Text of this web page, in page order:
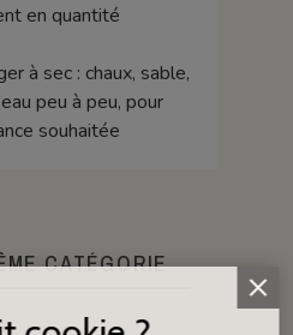
en quantité
à sec : chaux, sable,
peu à peu, pour
souhaitée
CATÉGORIE